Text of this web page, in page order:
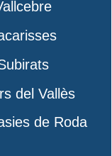
del Vallès
de Roda